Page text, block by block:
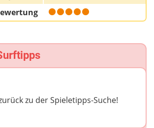
zu der Spieletipps-Suche!